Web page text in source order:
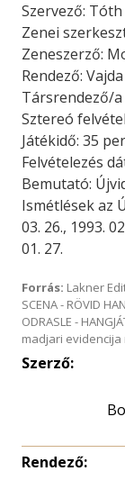
Szervező:
Zenei
Zeneszerző:
Rendező:
Társrendező/a
Sztereó
Játékidő: 35
Felvételezés
Bemutató:
Ismétlések az
03. 26., 1993.
01. 27.
Forrás: Lakner
SCENA - RÖVID
ODRASLE -
madjari
Szerző:
Rendező: